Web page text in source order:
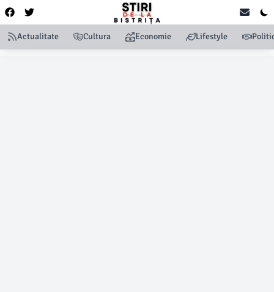
Actualitate Cultura Economie Lifestyle